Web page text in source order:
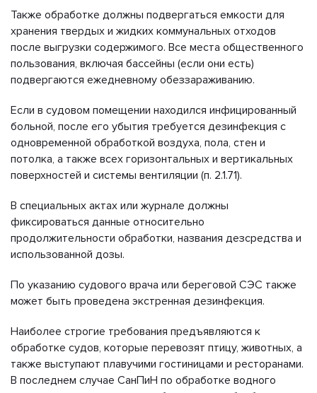
Также обработке должны подвергаться емкости для
хранения твердых и жидких коммунальных отходов
после выгрузки содержимого. Все места общественного
пользования, включая бассейны (если они есть)
подвергаются ежедневному обеззараживанию.
Если в судовом помещении находился инфицированный
больной, после его убытия требуется дезинфекция с
одновременной обработкой воздуха, пола, стен и
потолка, а также всех горизонтальных и вертикальных
поверхностей и системы вентиляции (п. 2.1.71).
В специальных актах или журнале должны
фиксироваться данные относительно
продолжительности обработки, названия дезсредства и
использованной дозы.
По указанию судового врача или береговой СЭС также
может быть проведена экстренная дезинфекция.
Наиболее строгие требования предъявляются к
обработке судов, которые перевозят птицу, животных, а
также выступают плавучими гостиницами и ресторанами.
В последнем случае СанПиН по обработке водного